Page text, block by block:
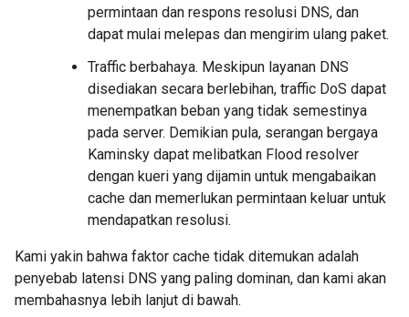
permintaan dan respons resolusi DNS, dan
dapat mulai melepas dan mengirim ulang paket.
Traffic berbahaya. Meskipun layanan DNS
disediakan secara berlebihan, traffic DoS dapat
menempatkan beban yang tidak semestinya
pada server. Demikian pula, serangan bergaya
Kaminsky dapat melibatkan Flood resolver
dengan kueri yang dijamin untuk mengabaikan
cache dan memerlukan permintaan keluar untuk
mendapatkan resolusi.
Kami yakin bahwa faktor cache tidak ditemukan adalah
penyebab latensi DNS yang paling dominan, dan kami akan
membahasnya lebih lanjut di bawah.